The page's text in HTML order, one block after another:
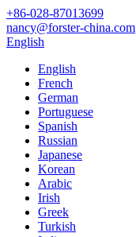
+86-028-87013699
nancy@forster-china.com
English
English
French
German
Portuguese
Spanish
Russian
Japanese
Korean
Arabic
Irish
Greek
Turkish